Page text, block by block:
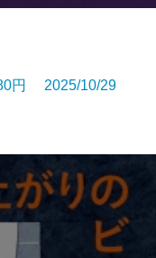
円 2025/10/29